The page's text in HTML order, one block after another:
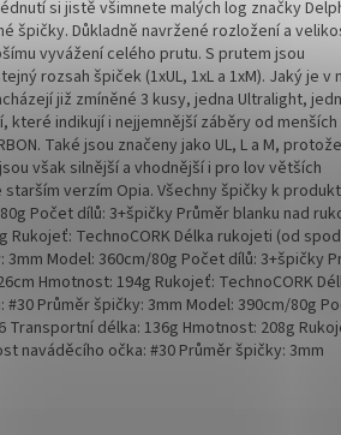
si jistě všimnete malých log značky
špičky. Důkladně navržené rozložení a
vyvážení celého prutu. S prutem jsou
rozsah špiček (1xUL, 1xL a 1xM). Jaký je v
již zmíněné 3 kusy, jedna Ultralight,
indikují i nejjemnější záběry od menších
Také jsou značeny jako UL, L a M,
však silnější a vhodnější i pro lov větších
verzím Opia. Všechny špičky k
Počet dílů: 3+špičky Průměr blanku nad
Rukojeť: TechnoCORK Délka rukojeti (od
Model: 360cm/80g Počet dílů: 3+špičky
Hmotnost: 194g Rukojeť: TechnoCORK
Průměr špičky: 3mm Model: 390cm/80g
délka: 136g Hmotnost: 208g
naváděcího očka: #30 Průměr špičky: 3mm